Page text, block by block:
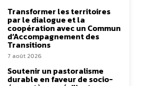
Transformer les territoires
par le dialogue et la
coopération avec un Commun
d’Accompagnement des
Transitions
7 août 2026
Soutenir un pastoralisme
durable en faveur de socio-